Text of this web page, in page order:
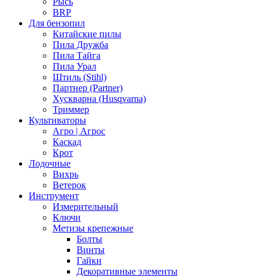
BRP
Для бензопил
Китайские пилы
Пила Дружба
Пила Тайга
Пила Урал
Штиль (Stihl)
Партнер (Partner)
Хускварна (Husqvarna)
Триммер
Культиваторы
Агро | Агрос
Каскад
Крот
Лодочные
Вихрь
Ветерок
Инструмент
Измерительный
Ключи
Метизы крепежные
Болты
Винты
Гайки
Декоративные элементы